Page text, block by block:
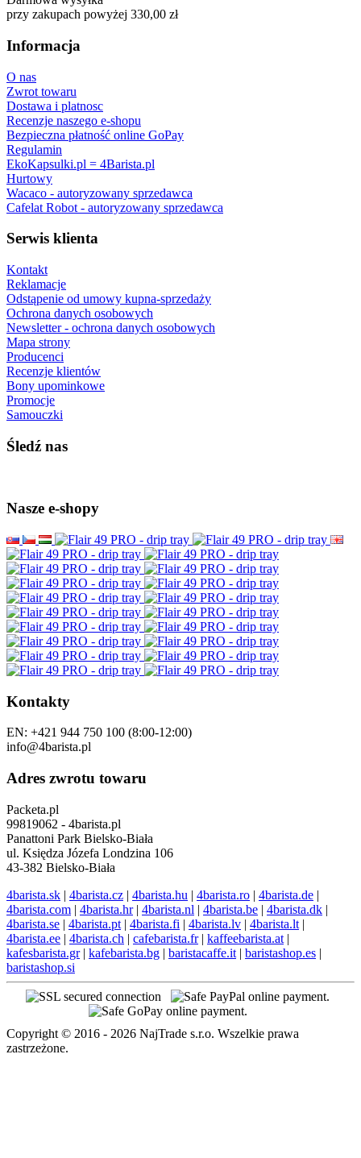
przy zakupach powyżej 330,00 zł
Informacja
O nas
Zwrot towaru
Dostawa i platnosc
Recenzje naszego e-shopu
Bezpieczna płatność online GoPay
Regulamin
EkoKapsulki.pl = 4Barista.pl
Hurtowy
Wacaco - autoryzowany sprzedawca
Cafelat Robot - autoryzowany sprzedawca
Serwis klienta
Kontakt
Reklamacje
Odstąpenie od umowy kupna-sprzedaży
Ochrona danych osobowych
Newsletter - ochrona danych osobowych
Mapa strony
Producenci
Recenzje klientów
Bony upominkowe
Promocje
Samouczki
Śledź nas
Nasze e-shopy
Kontakty
EN: +421 944 750 100 (8:00-12:00)
info@4barista.pl
Adres zwrotu towaru
Packeta.pl
99819062 - 4barista.pl
Panattoni Park Bielsko-Biała
ul. Księdza Józefa Londzina 106
43-382 Bielsko-Biała
4barista.sk | 4barista.cz | 4barista.hu | 4barista.ro | 4barista.de |
4barista.com | 4barista.hr| 4barista.nl | 4barista.be | 4barista.dk |
4barista.se | 4barista.pt | 4barista.fi | 4barista.lv | 4barista.lt |
4barista.ee | 4barista.ch | cafebarista.fr| kaffeebarista.at |
kafesbarista.gr| kafebarista.bg | baristacaffe.it | baristashop.es |
baristashop.si
Copyright © 2016 - 2026 NajTrade s.r.o. Wszelkie prawa
zastrzeżone.